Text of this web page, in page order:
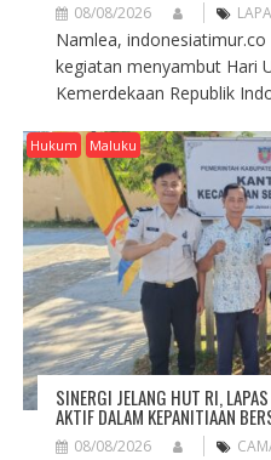
08/08/2026
Namlea,
kegiatan menyambut Hari
Kemerdekaan Republik
Hukum Maluku
SINERGI JELANG HUT RI,
AKTIF DALAM KEPANITIAAN
08/08/2026